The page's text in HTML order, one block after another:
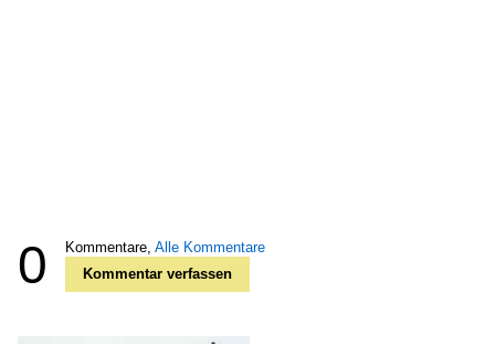
0 Kommentare, Alle Kommentare
Kommentar verfassen